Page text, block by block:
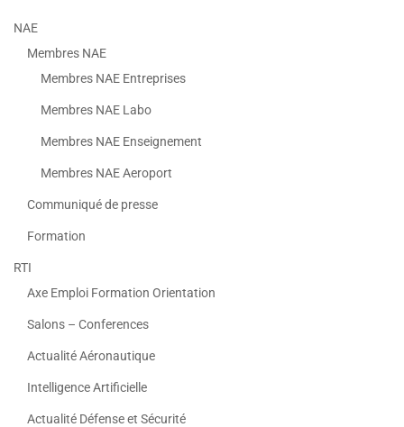
NAE
Membres NAE
Membres NAE Entreprises
Membres NAE Labo
Membres NAE Enseignement
Membres NAE Aeroport
Communiqué de presse
Formation
RTI
Axe Emploi Formation Orientation
Salons – Conferences
Actualité Aéronautique
Intelligence Artificielle
Actualité Défense et Sécurité